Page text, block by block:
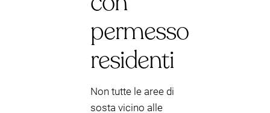
permesso
residenti
Non tutte le aree di
sosta vicino alle